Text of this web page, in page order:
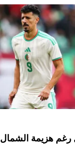
رغم هزيمة